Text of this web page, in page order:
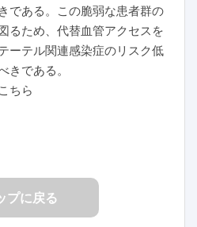
である。この脆弱な患者群の
るため、代替血管アクセスを
ーテル関連感染症のリスク低
きである。
ちら
プに戻る